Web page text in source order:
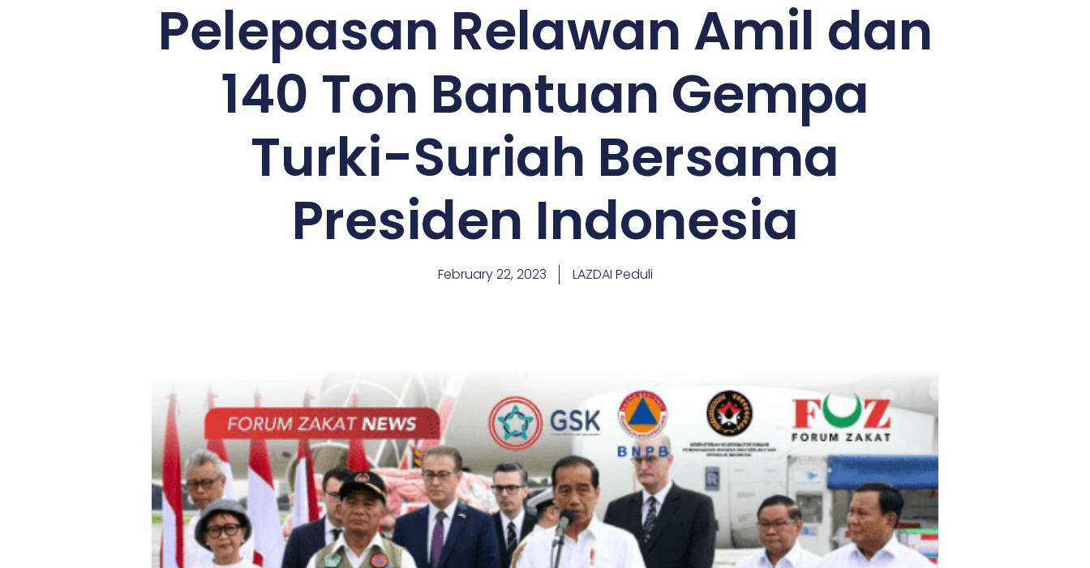
Pelepasan Relawan Amil dan
140 Ton Bantuan Gempa
Turki-Suriah Bersama
Presiden Indonesia
February 22, 2023 LAZDAI Peduli